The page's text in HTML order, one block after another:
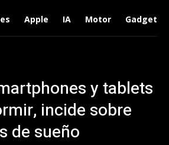
Apple IA Motor Gadgets
y tablets
incide sobre
de sueño